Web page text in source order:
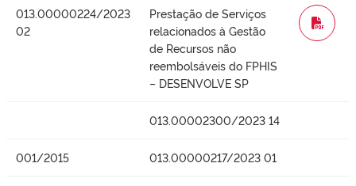
013.00000224/2023
02
Prestação de Serviços
relacionados à Gestão
de Recursos não
reembolsáveis do FPHIS
– DESENVOLVE SP
WORD
013.00002300/2023 14
001/2015 013.00000217/2023 01